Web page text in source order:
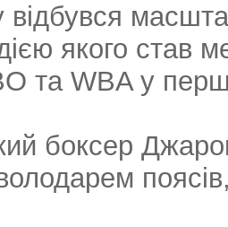
якого став
та WBA у
боксер